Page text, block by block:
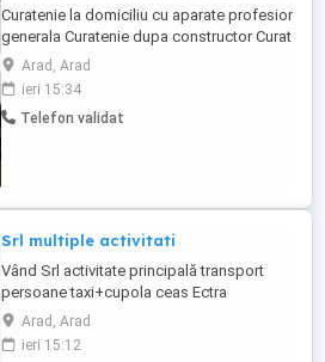
Curatenie la domiciliu cu aparate profesionale:
generala Curatenie dupa constructor Curatenie
întreținere apartamente și case Duplexuri Case
constructor Birouri clinici.etc Toate serviciile
la domiciliul clientului cu produsele noastre
Arad, Arad
ieri 15:34
Telefon validat
Srl multiple activitati
Vând Srl activitate principală transport
persoane taxi+cupola ceas Ectra
statie,pos fără datorii.
Arad, Arad
ieri 15:12